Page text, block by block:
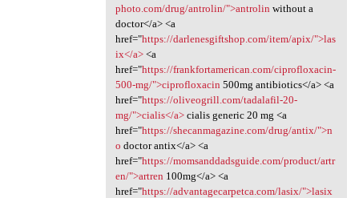
photo.com/drug/antrolin/">antrolin without a
doctor</a> <a
href="https://darlenesgiftshop.com/item/apix/">las
ix</a><a
href="https://frankfortamerican.com/ciprofloxacin-
500-mg/">ciprofloxacin 500mg antibiotics</a> <a
href="https://oliveogrill.com/tadalafil-20-
mg/">cialis</a>cialis generic 20 mg <a
href="https://shecanmagazine.com/drug/antix/">n
o doctor antix</a> <a
href="https://momsanddadsguide.com/product/artr
en/">artren 100mg</a> <a
href="https://advantagecarpetca.com/lasix/">lasix